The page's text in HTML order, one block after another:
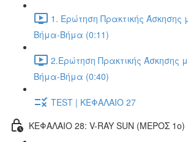
1. Ερώτηση Πρακτικής Άσκησης
Βήμα-Βήμα (0:11)
2.Ερώτηση Πρακτικής Άσκησης
Βήμα-Βήμα (0:40)
TEST | ΚΕΦΑΛΑΙΟ 27
ΚΕΦΑΛΑΙΟ 28: V-RAY SUN (ΜΕΡΟΣ 1o)